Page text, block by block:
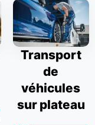
Transport
de
véhicules
sur plateau